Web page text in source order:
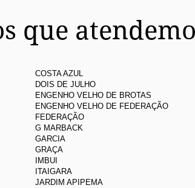
que
COSTA AZUL
DOIS DE JULHO
ENGENHO VELHO DE BROTAS
ENGENHO VELHO DE FEDERAÇÃO
FEDERAÇÃO
G MARBACK
GARCIA
GRAÇA
IMBUI
ITAIGARA
JARDIM APIPEMA